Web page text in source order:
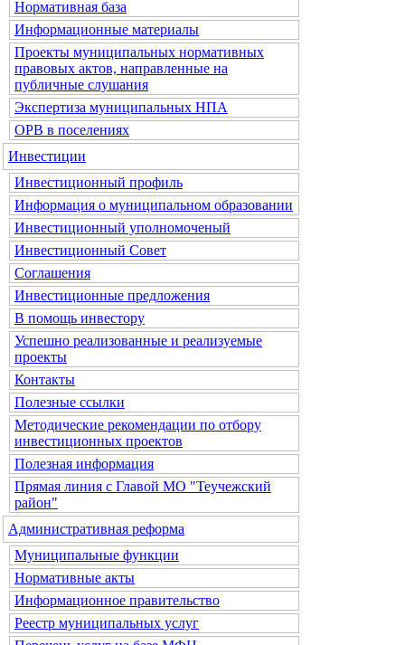
Нормативная база
Информационные материалы
Проекты муниципальных нормативных
правовых актов, направленные на
публичные слушания
Экспертиза муниципальных НПА
ОРВ в поселениях
Инвестиции
Инвестиционный профиль
Информация о муниципальном образовании
Инвестиционный уполномоченый
Инвестиционный Совет
Соглашения
Инвестиционные предложения
В помощь инвестору
Успешно реализованные и реализуемые
проекты
Контакты
Полезные ссылки
Методические рекомендации по отбору
инвестиционных проектов
Полезная информация
Прямая линия с Главой МО "Теучежский
район"
Административная реформа
Муниципальные функции
Нормативные акты
Информационное правительство
Реестр муниципальных услуг